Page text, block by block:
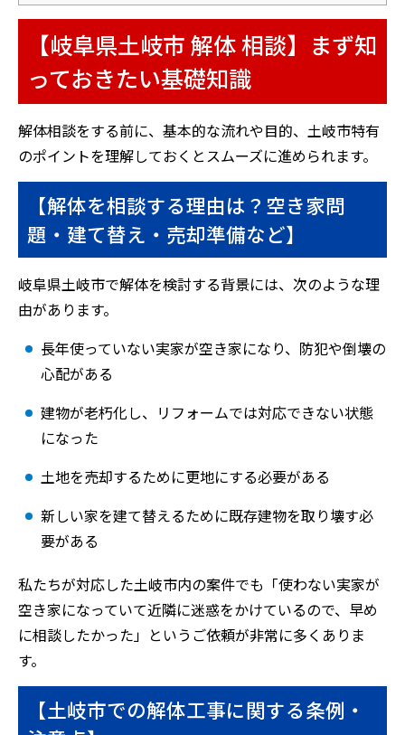
【岐阜県土岐市 解体 相談】まず知
っておきたい基礎知識
解体相談をする前に、基本的な流れや目的、土岐市特有
のポイントを理解しておくとスムーズに進められます。
【解体を相談する理由は？空き家問
題・建て替え・売却準備など】
岐阜県土岐市で解体を検討する背景には、次のような理
由があります。
長年使っていない実家が空き家になり、防犯や倒壊の
心配がある
建物が老朽化し、リフォームでは対応できない状態
になった
土地を売却するために更地にする必要がある
新しい家を建て替えるために既存建物を取り壊す必
要がある
私たちが対応した土岐市内の案件でも「使わない実家が
空き家になっていて近隣に迷惑をかけているので、早め
に相談したかった」というご依頼が非常に多くありま
す。
【土岐市での解体工事に関する条例・